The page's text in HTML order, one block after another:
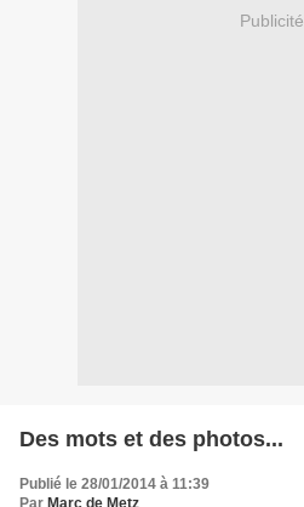
Publicité
Des mots et des photos...
Publié le 28/01/2014 à 11:39
Par Marc de Metz